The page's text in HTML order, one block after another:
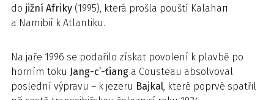
do jižní Afriky (1995), která prošla pouští Kalahari
a Namibií k Atlantiku.
Na jaře 1996 se podařilo získat povolení k plavbě po
horním toku Jang-c’-ťiang a Cousteau absolvoval
poslední výpravu – k jezeru Bajkal, které poprvé spatřil